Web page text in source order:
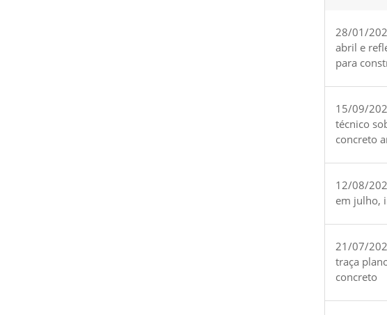
28/01/
abril e
para
15/09/
técnico
concreto
12/08/
em julho,
21/07/
traça
concreto